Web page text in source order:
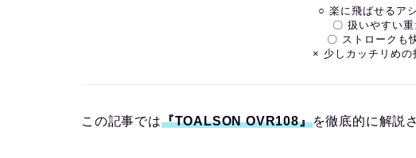
○ 楽に飛ばせるア
〇 扱いやすい重
〇 ストロークも
× 少しカッチリめの
この記事では『TOALSON OVR108』を徹底的に解説